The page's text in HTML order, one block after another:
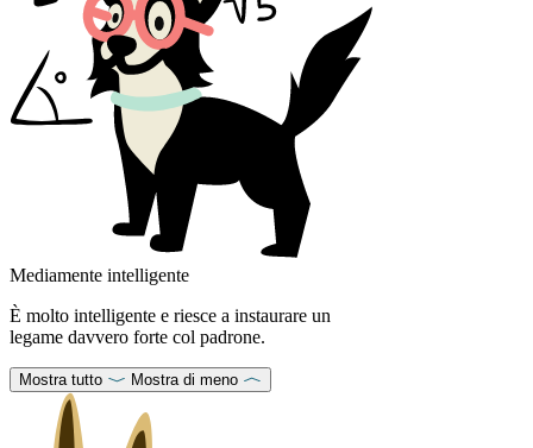
Mediamente intelligente
È molto intelligente e riesce a instaurare un
legame davvero forte col padrone.
Mostra tutto Mostra di meno